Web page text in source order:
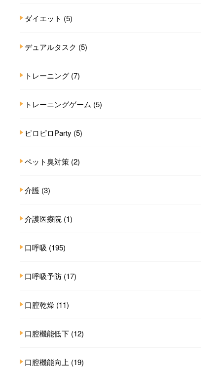
ダイエット (5)
デュアルタスク (5)
トレーニング (7)
トレーニングゲーム (5)
ピロピロParty (5)
ペット臭対策 (2)
介護 (3)
介護医療院 (1)
口呼吸 (195)
口呼吸予防 (17)
口腔乾燥 (11)
口腔機能低下 (12)
口腔機能向上 (19)